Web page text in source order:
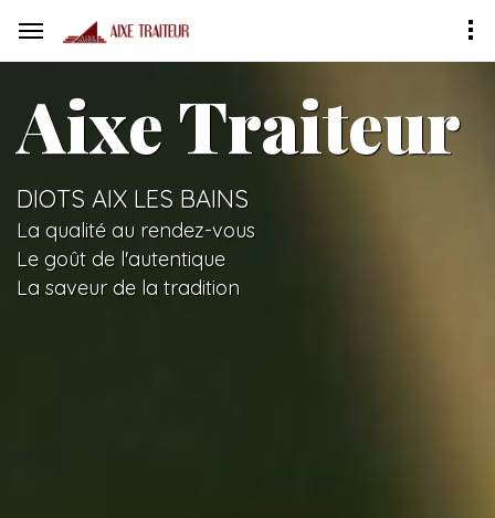
Aixe Traiteur
DIOTS AIX LES BAINS
La qualité au rendez-vous
Le goût de l'autentique
La saveur de la tradition